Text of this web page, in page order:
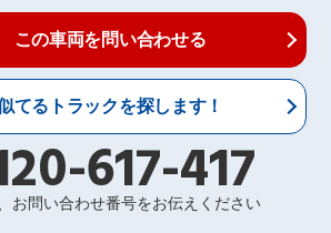
この車両を問い合わせる
てるトラックを探します！
617-417
お問い合わせ番号をお伝えください